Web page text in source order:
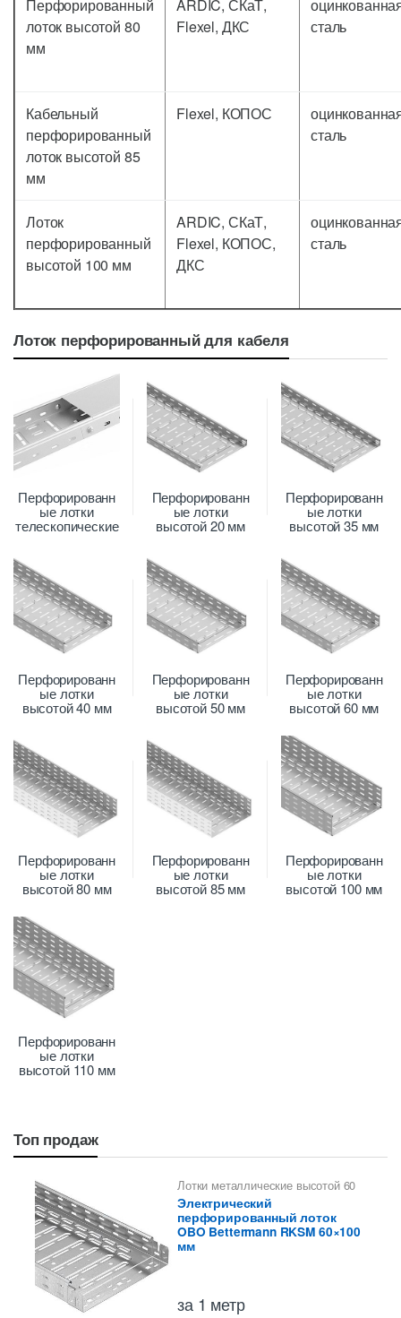
Перфорированный
лоток высотой 80
мм
ARDIC, СКаТ,
Flexel, ДКС
сталь
Кабельный
перфорированный
лоток высотой 85
мм
Flexel, КОПОС
сталь
Лоток
перфорированный
высотой 100 мм
ARDIC, СКаТ,
Flexel, КОПОС,
ДКС
сталь
Лоток перфорированный для кабеля
Перфорированн
ые лотки
телескопические
Перфорированн
ые лотки
высотой 20 мм
Перфорированн
ые лотки
высотой 35 мм
Перфорированн
ые лотки
высотой 40 мм
Перфорированн
ые лотки
высотой 50 мм
Перфорированн
ые лотки
высотой 60 мм
Перфорированн
ые лотки
высотой 80 мм
Перфорированн
ые лотки
высотой 85 мм
Перфорированн
ые лотки
высотой 100 мм
Перфорированн
ые лотки
высотой 110 мм
Топ продаж
Лотки металлические высотой 60
мм Перфорированные лотки
высотой 60 мм
Электрический
перфорированный лоток
OBO Bettermann RKSM 60×100
мм
за 1 метр